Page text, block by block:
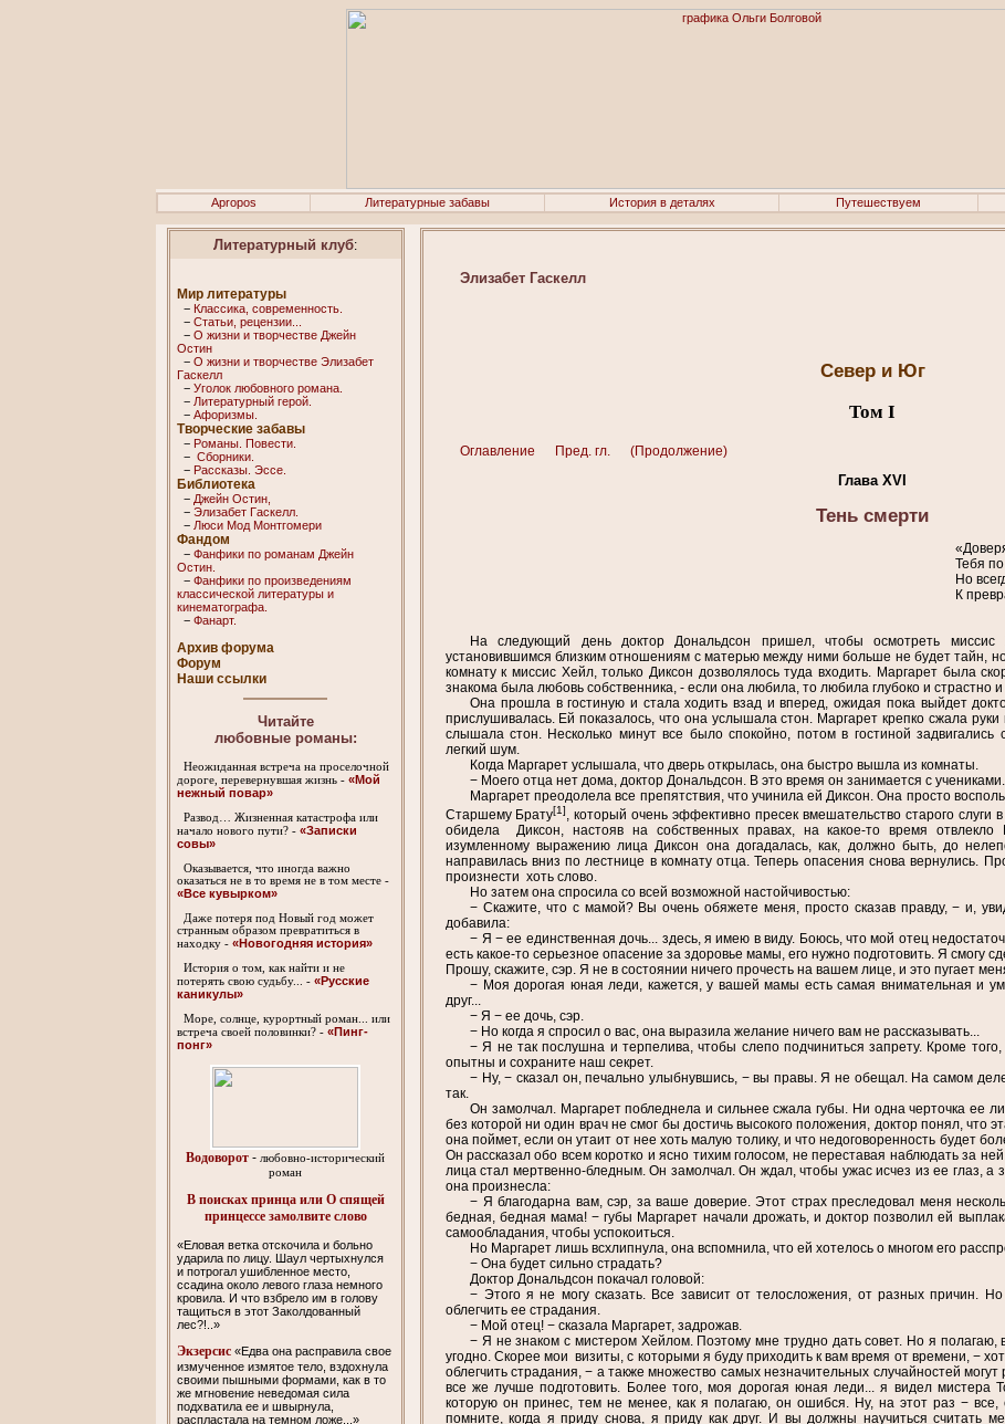
Apropos Литературные забавы История в деталях Путешествуем
Литературный клуб:
Мир литературы
− Классика, современность.
−Статьи, рецензии...
−О жизни и творчестве Джейн
Остин
−О жизни и творчестве Элизабет
Гaскелл
−Уголок любовного романа.
− Литературный герой.
−Афоризмы.
Творческие забавы
− Романы. Повести.
−Сборники.
− Рассказы. Эссe.
Библиотека
− Джейн Остин,
−Элизабет Гaскелл.
− Люси Мод Монтгомери
Фандом
−Фанфики по романам Джейн
Остин.
−Фанфики по произведениям
классической литературы и
кинематографа.
−Фанарт.
Архив форума
Форум
Наши ссылки
Читайте
любовные романы:
Неожиданная встреча на проселочной
дороге, перевернувшая жизнь -«Мой
нежный повар»
Развод… Жизненная катастрофа или
начало нового пути? -«Записки
совы»
Оказывается, что иногда важно
оказаться не в то время не в том месте -
«Все кувырком»
Даже потеря под Новый год может
странным образом превратиться в
находку -«Новогодняя история»
История о том, как найти и не
потерять свою судьбу... -«Русские
каникулы»
Море, солнце, курортный роман... или
встреча своей половинки? -«Пинг-
понг»
Водоворот - любовно-исторический
роман
В поисках принца или О спящей
принцессе замолвите слово
«Еловая ветка отскочила и больно
ударила по лицу. Шаул чертыхнулся
и потрогал ушибленное место,
ссадина около левого глаза немного
кровила. И что взбрело им в голову
тащиться в этот Заколдованный
лес?!..»
Экзерсис «Едва она расправила свое
измученное измятое тело, вздохнула
своими пышными формами, как в то
же мгновение неведомая сила
подхватила ее и швырнула,
распластала на темном ложе...»
Элизабет Гаскелл
Север и Юг
Том I
Оглавление Пред. гл. (Продолжение)
Глава XVI
Тень смерти
Тебя
Но
К
На следующий день доктор Дональдсон пришел, чтобы осмотреть миссис
установившимся близким отношениям с матерью между ними больше не будет тайн,
комнату к миссис Хейл, только Диксон дозволялось туда входить. Маргарет была
знакома была любовь собственника, - если она любила, то любила глубоко и страстно
Она прошла в гостиную и стала ходить взад и вперед, ожидая пока выйдет
прислушивалась. Ей показалось, что она услышала стон. Маргарет крепко сжала
слышала стон. Несколько минут все было спокойно, потом в гостиной
легкий шум.
Когда Маргарет услышала, что дверь открылась, она быстро вышла из комнаты.
− Моего отца нет дома, доктор Дональдсон. В это время он занимается с
Маргарет преодолела все препятствия, что учинила ей Диксон. Она просто
Старшему Брату[1], который очень эффективно пресек вмешательство старого слуги
обидела Диксон, настояв на собственных правах, на какое-то время отвлекло
изумленному выражению лица Диксон она догадалась, как, должно быть, до
направилась вниз по лестнице в комнату отца. Теперь опасения снова вернулись.
произнести хоть слово.
Но затем она спросила со всей возможной настойчивостью:
− Скажите, что с мамой? Вы очень обяжете меня, просто сказав правду, − и,
добавила:
− Я − ее единственная дочь... здесь, я имею в виду. Боюсь, что мой отец
есть какое-то серьезное опасение за здоровье мамы, его нужно подготовить. Я смогу
Прошу, скажите, сэр. Я не в состоянии ничего прочесть на вашем лице, и это пугает
− Моя дорогая юная леди, кажется, у вашей мамы есть самая внимательная и
друг...
− Я − ее дочь, сэр.
− Но когда я спросил о вас, она выразила желание ничего вам не рассказывать...
− Я не так послушна и терпелива, чтобы слепо подчиниться запрету. Кроме
опытны и сохраните наш секрет.
− Ну, − сказал он, печально улыбнувшись, − вы правы. Я не обещал. На самом
так.
Он замолчал. Маргарет побледнела и сильнее сжала губы. Ни одна черточка ее
без которой ни один врач не смог бы достичь высокого положения, доктор понял, что
она поймет, если он утаит от нее хоть малую толику, и что недоговоренность будет
Он рассказал обо всем коротко и ясно тихим голосом, не переставая наблюдать за
лица стал мертвенно-бледным. Он замолчал. Он ждал, чтобы ужас исчез из ее глаз, а
она произнесла:
− Я благодарна вам, сэр, за ваше доверие. Этот страх преследовал меня
бедная, бедная мама! − губы Маргарет начали дрожать, и доктор позволил ей
самообладания, чтобы успокоиться.
Но Маргарет лишь всхлипнула, она вспомнила, что ей хотелось о многом его
− Она будет сильно страдать?
Доктор Дональдсон покачал головой:
− Этого я не могу сказать. Все зависит от телосложения, от разных причин.
облегчить ее страдания.
− Мой отец! − сказала Маргарет, задрожав.
− Я не знаком с мистером Хейлом. Поэтому мне трудно дать совет. Но я
угодно. Скорее мои визиты, с которыми я буду приходить к вам время от времени, −
облегчить страдания, − а также множество самых незначительных случайностей могут
все же лучше подготовить. Более того, моя дорогая юная леди... я видел мистера
которую он принес, тем не менее, как я полагаю, он ошибся. Ну, на этот раз − все,
помните, когда я приду снова, я приду как друг. И вы должны научиться считать